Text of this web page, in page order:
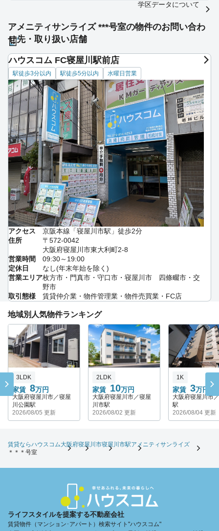
学区データについて
アメニティサンライズ ***号室の物件のお問い合わ
せ先・取り扱い店舗
ハウスコム FC寝屋川駅前店
駅徒歩3分以内 駅徒歩5分以内 水曜日営業
アクセス
京阪本線「寝屋川市駅」徒歩2分
住所
〒572-0042
大阪府寝屋川市東大利町2-8
営業時間
09:30～19:00
定休日
なし(年末年始を除く)
営業エリア枚方市・門真市・守口市・寝屋川市 四條畷市・交
野市
取引態様
賃貸仲介業・物件管理業・物件売買業・FC店
地域別人気物件ランキング
家賃 8万円
3LDK
大阪府寝屋川市／寝屋
川公園駅
2026/08/05 更新
家賃 10万円
2LDK
大阪府寝屋川市／寝屋
川市駅
2026/08/02 更新
家賃 3万円
1K
大阪府寝屋川市
駅
2026/08/04 更新
賃貸ならハウスコム大阪府寝屋川市寝屋川市駅アメニティサンライズ
＊＊＊号室
ライフスタイルを提案する不動産会社
賃貸物件（マンション･アパート）検索サイト"ハウスコム"